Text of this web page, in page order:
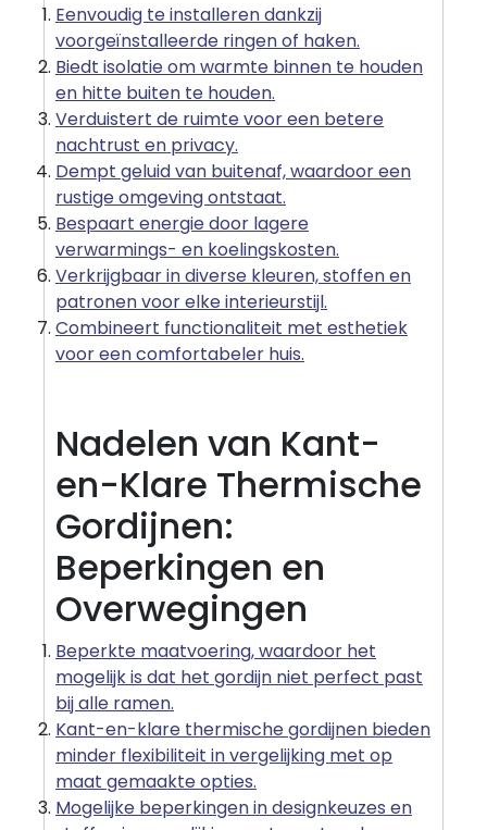
Eenvoudig te installeren dankzij
voorgeïnstalleerde ringen of haken.
Biedt isolatie om warmte binnen te houden
en hitte buiten te houden.
Verduistert de ruimte voor een betere
nachtrust en privacy.
Dempt geluid van buitenaf, waardoor een
rustige omgeving ontstaat.
Bespaart energie door lagere
verwarmings- en koelingskosten.
Verkrijgbaar in diverse kleuren, stoffen en
patronen voor elke interieurstijl.
Combineert functionaliteit met esthetiek
voor een comfortabeler huis.
Nadelen van Kant-
en-Klare Thermische
Gordijnen:
Beperkingen en
Overwegingen
Beperkte maatvoering, waardoor het
mogelijk is dat het gordijn niet perfect past
bij alle ramen.
Kant-en-klare thermische gordijnen bieden
minder flexibiliteit in vergelijking met op
maat gemaakte opties.
Mogelijke beperkingen in designkeuzes en